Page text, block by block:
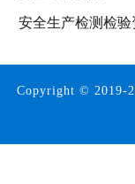
安全生产检测检验
Copyright © 2019-